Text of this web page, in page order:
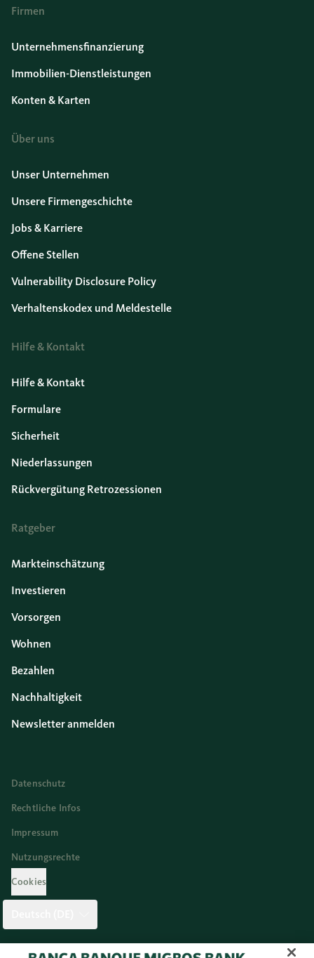
Firmen
Unternehmensfinanzierung
Immobilien-Dienstleistungen
Konten & Karten
Über uns
Unser Unternehmen
Unsere Firmengeschichte
Jobs & Karriere
Offene Stellen
Vulnerability Disclosure Policy
Verhaltenskodex und Meldestelle
Hilfe & Kontakt
Hilfe & Kontakt
Formulare
Sicherheit
Niederlassungen
Rückvergütung Retrozessionen
Ratgeber
Markteinschätzung
Investieren
Vorsorgen
Wohnen
Bezahlen
Nachhaltigkeit
Newsletter anmelden
Datenschutz
Rechtliche Infos
Impressum
Nutzungsrechte
Cookies